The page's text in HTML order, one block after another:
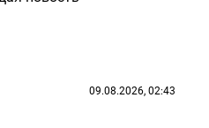
09.08.2026, 02:43